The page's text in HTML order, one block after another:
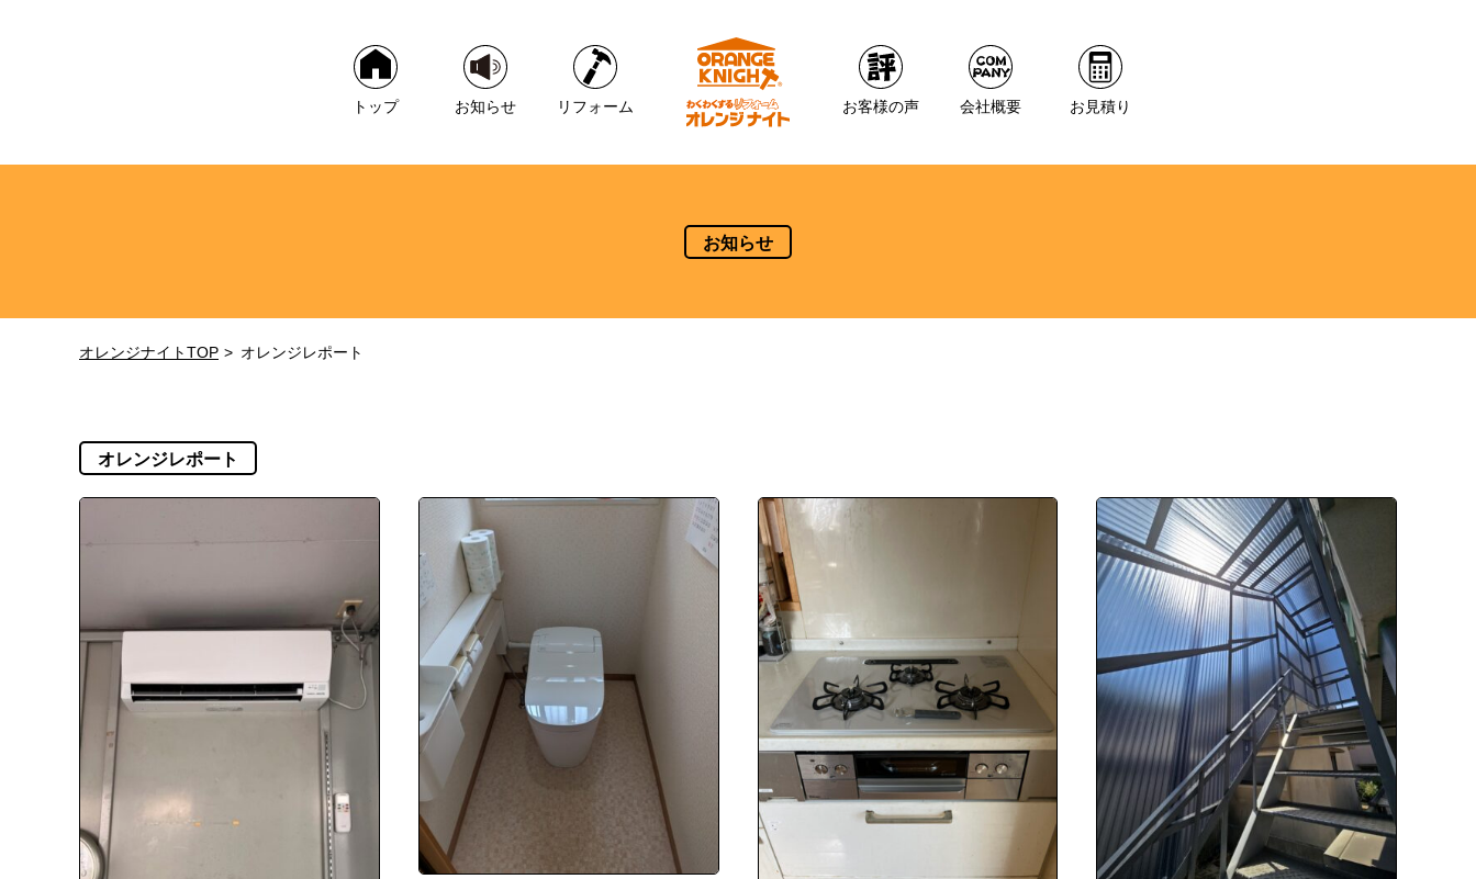
トップ お知らせ リフォーム お客様の声 会社概要 お見積り
お知らせ
オレンジナイトTOP オレンジレポート
オレンジレポート